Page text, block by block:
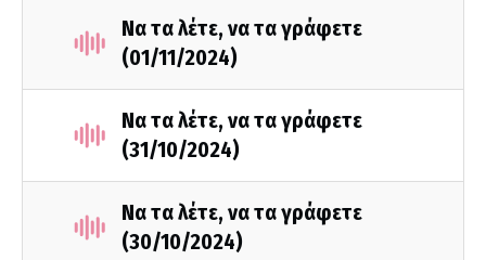
Να τα λέτε, να τα γράφετε
(01/11/2024)
Να τα λέτε, να τα γράφετε
(31/10/2024)
Να τα λέτε, να τα γράφετε
(30/10/2024)